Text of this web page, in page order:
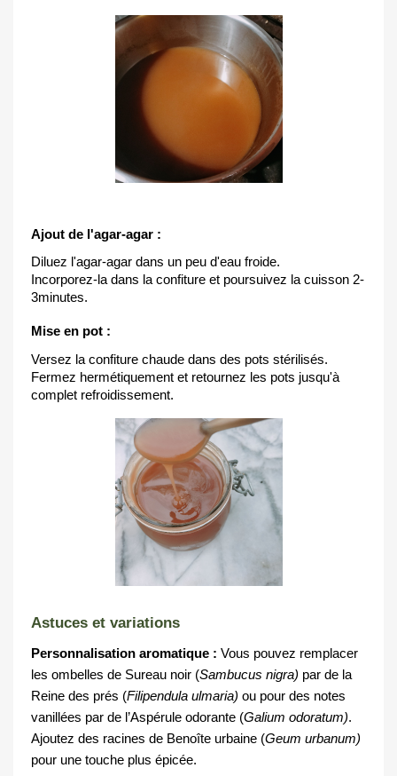
Ajout de l'agar-agar :
Diluez l'agar-agar dans un peu d'eau froide.
Incorporez-la dans la confiture et poursuivez la cuisson 2-
3minutes.
Mise en pot :
Versez la confiture chaude dans des pots stérilisés.
Fermez hermétiquement et retournez les pots jusqu'à
complet refroidissement.
Astuces et variations
Personnalisation aromatique : Vous pouvez remplacer
les ombelles de Sureau noir (Sambucus nigra) par de la
Reine des prés (Filipendula ulmaria) ou pour des notes
vanillées par de l’Aspérule odorante (Galium odoratum).
Ajoutez des racines de Benoîte urbaine (Geum urbanum)
pour une touche plus épicée.